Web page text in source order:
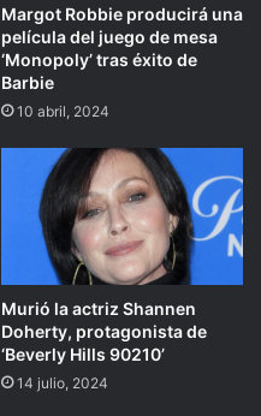
Margot Robbie producirá una
película del juego de mesa
‘Monopoly’ tras éxito de
Barbie
10 abril, 2024
Murió la actriz Shannen
Doherty, protagonista de
‘Beverly Hills 90210’
14 julio, 2024